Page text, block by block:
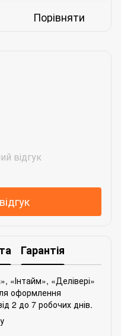
Порівняти
відгук
Гарантія
«Інтайм», «Делівері»
оформлення
2 до 7 робочих днів.